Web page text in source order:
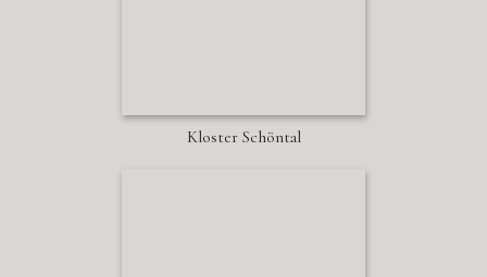
Kloster Schöntal